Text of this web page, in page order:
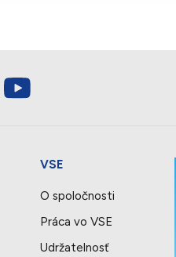
VSE
O spoločnosti
Práca vo VSE
Udržatelnosť